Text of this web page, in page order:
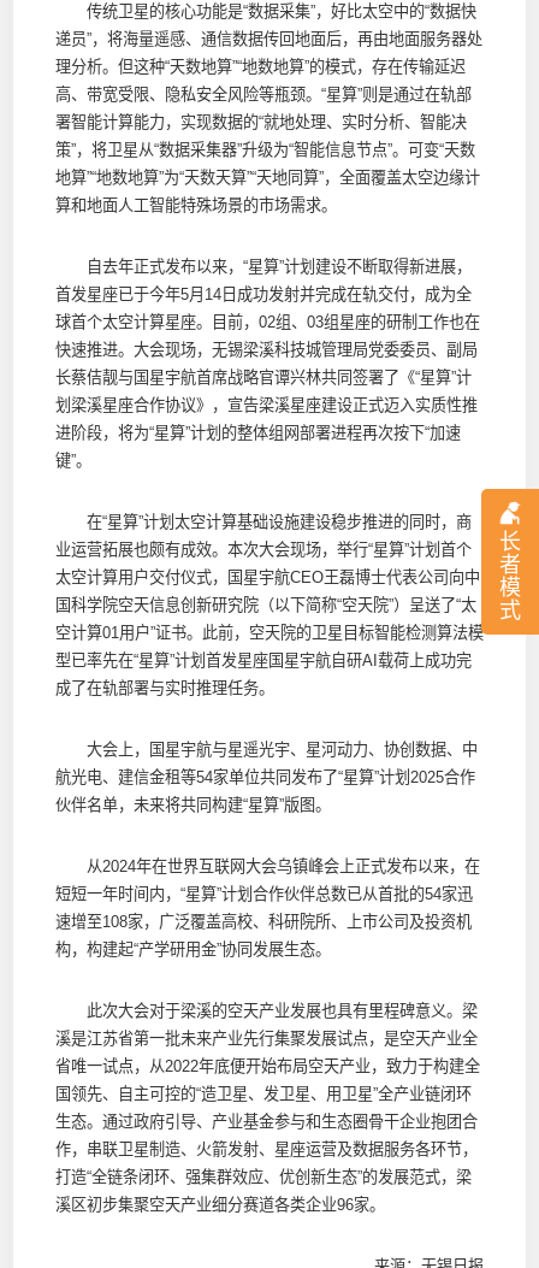
长
者
模
式
传统卫星的核心功能是“数据采集”，好比太空中的“数据快
递员”，将海量遥感、通信数据传回地面后，再由地面服务器处
理分析。但这种“天数地算”“地数地算”的模式，存在传输延迟
高、带宽受限、隐私安全风险等瓶颈。“星算”则是通过在轨部
署智能计算能力，实现数据的“就地处理、实时分析、智能决
策”，将卫星从“数据采集器”升级为“智能信息节点”。可变“天数
地算”“地数地算”为“天数天算”“天地同算”，全面覆盖太空边缘计
算和地面人工智能特殊场景的市场需求。
自去年正式发布以来，“星算”计划建设不断取得新进展，
首发星座已于今年5月14日成功发射并完成在轨交付，成为全
球首个太空计算星座。目前，02组、03组星座的研制工作也在
快速推进。大会现场，无锡梁溪科技城管理局党委委员、副局
长蔡佶靓与国星宇航首席战略官谭兴林共同签署了《“星算”计
划梁溪星座合作协议》，宣告梁溪星座建设正式迈入实质性推
进阶段，将为“星算”计划的整体组网部署进程再次按下“加速
键”。
在“星算”计划太空计算基础设施建设稳步推进的同时，商
业运营拓展也颇有成效。本次大会现场，举行“星算”计划首个
太空计算用户交付仪式，国星宇航CEO王磊博士代表公司向中
国科学院空天信息创新研究院（以下简称“空天院”）呈送了“太
空计算01用户”证书。此前，空天院的卫星目标智能检测算法模
型已率先在“星算”计划首发星座国星宇航自研AI载荷上成功完
成了在轨部署与实时推理任务。
大会上，国星宇航与星遥光宇、星河动力、协创数据、中
航光电、建信金租等54家单位共同发布了“星算”计划2025合作
伙伴名单，未来将共同构建“星算”版图。
从2024年在世界互联网大会乌镇峰会上正式发布以来，在
短短一年时间内，“星算”计划合作伙伴总数已从首批的54家迅
速增至108家，广泛覆盖高校、科研院所、上市公司及投资机
构，构建起“产学研用金”协同发展生态。
此次大会对于梁溪的空天产业发展也具有里程碑意义。梁
溪是江苏省第一批未来产业先行集聚发展试点，是空天产业全
省唯一试点，从2022年底便开始布局空天产业，致力于构建全
国领先、自主可控的“造卫星、发卫星、用卫星”全产业链闭环
生态。通过政府引导、产业基金参与和生态圈骨干企业抱团合
作，串联卫星制造、火箭发射、星座运营及数据服务各环节，
打造“全链条闭环、强集群效应、优创新生态”的发展范式，梁
溪区初步集聚空天产业细分赛道各类企业96家。